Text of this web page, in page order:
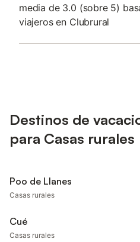
media de 3.0 (sobre 5)
viajeros en Clubrural
Destinos de
para Casas rurales
Poo de Llanes
Casas rurales
Cué
Casas rurales